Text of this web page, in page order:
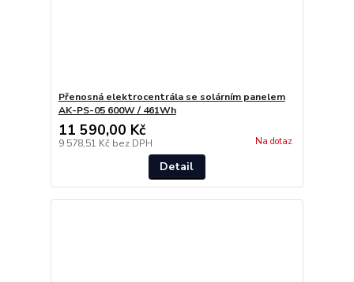
Přenosná elektrocentrála se solárním panelem
AK-PS-05 600W / 461Wh
11 590,00 Kč
9 578,51 Kč bez DPH Na dotaz
Detail